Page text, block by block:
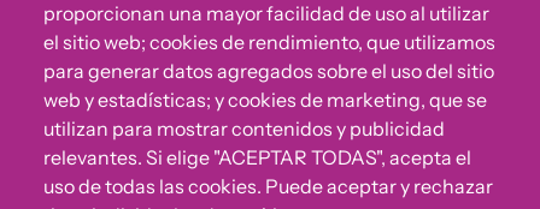
¿Algo no va bien?
proporcionan una mayor facilidad de uso al utilizar
el sitio web; cookies de rendimiento, que utilizamos
para generar datos agregados sobre el uso del sitio
web y estadísticas; y cookies de marketing, que se
utilizan para mostrar contenidos y publicidad
relevantes. Si elige "ACEPTAR TODAS", acepta el
uso de todas las cookies. Puede aceptar y rechazar